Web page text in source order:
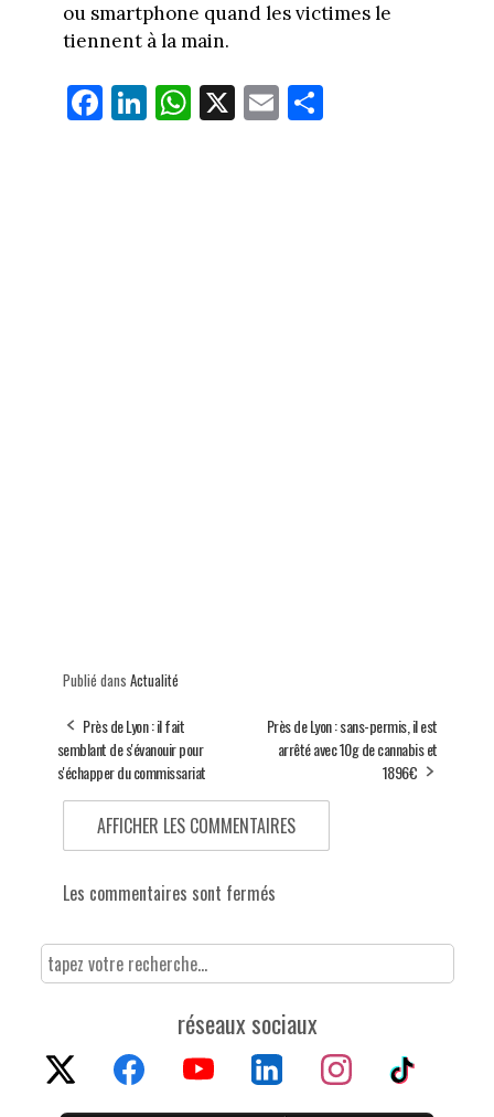
ou smartphone quand les victimes le
tiennent à la main.
Fa
ce
Li
nk
W
ha
X E
m
Pa
rt
Publié dans Actualité
Près de Lyon : il fait
semblant de s'évanouir pour
s'échapper du commissariat
Près de Lyon : sans-permis, il est
arrêté avec 10g de cannabis et
1896€
AFFICHER LES COMMENTAIRES
Les commentaires sont fermés
réseaux sociaux